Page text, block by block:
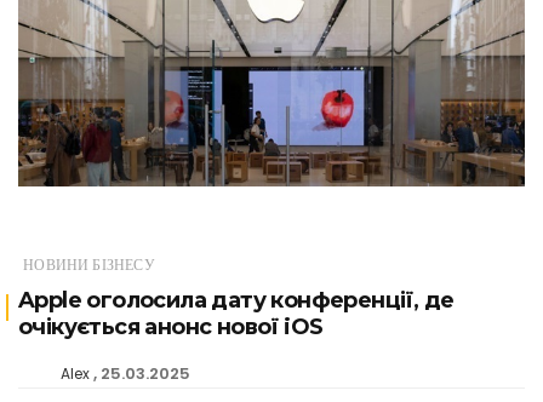
НОВИНИ БІЗНЕСУ
Apple оголосила дату конференції, де
очікується анонс нової iOS
Alex 25.03.2025